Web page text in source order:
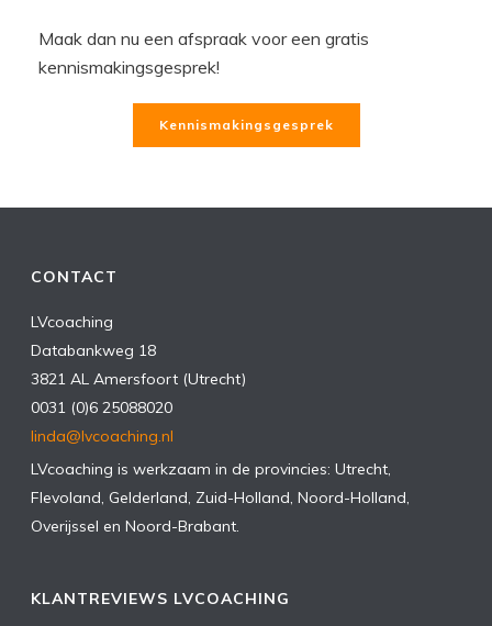
Maak dan nu een afspraak voor een gratis
kennismakingsgesprek!
Kennismakingsgesprek
CONTACT
LVcoaching
Databankweg 18
3821 AL Amersfoort (Utrecht)
0031 (0)6 25088020
linda@lvcoaching.nl
LVcoaching is werkzaam in de provincies: Utrecht,
Flevoland, Gelderland, Zuid-Holland, Noord-Holland,
Overijssel en Noord-Brabant.
KLANTREVIEWS LVCOACHING